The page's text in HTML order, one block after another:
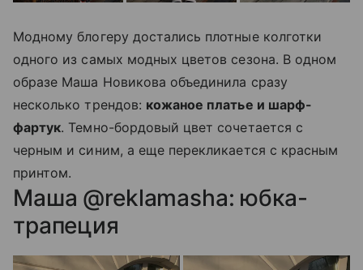
Модному блогеру достались плотные колготки
одного из самых модных цветов сезона. В одном
образе Маша Новикова объединила сразу
несколько трендов: кожаное платье и шарф-
фартук. Темно-бордовый цвет сочетается с
черным и синим, а еще перекликается с красным
принтом.
Маша @reklamasha: юбка-
трапеция